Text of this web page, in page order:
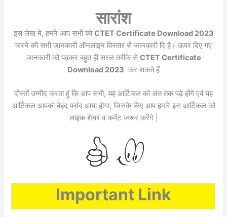
सारांश
इस लेख मे, हमने आप सभी कोCTET Certificate Download 2023
करने की सभी जानकारी ऑनलाइन विस्तार से जानकारी दि है। ऊपर दिए गए
जानकारी को पढ़कर बहुत ही सरल तरीके से CTET Certificate
Download 2023 कर सकते हैं
दोस्तों उम्मीद करता हूं कि आप सभी, यह आर्टिकल को अंत तक पढ़े होंगे एवं यह
आर्टिकल आपको बेहद पसंद आया होगा, जिसके लिए आप हमारे इस आर्टिकल को
लाइक शेयर व कमेंट जरूर करेंगे |
Important Link